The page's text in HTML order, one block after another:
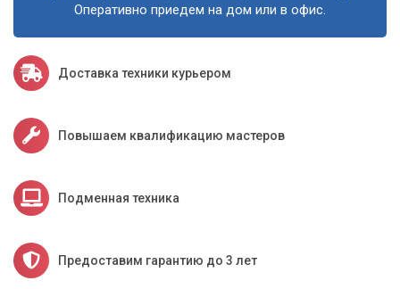
Оперативно приедем на дом или в офис.
Доставка техники курьером
Повышаем квалификацию мастеров
Подменная техника
Предоставим гарантию до 3 лет